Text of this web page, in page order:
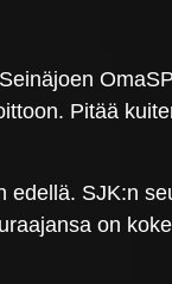
Pitää
SJK:n
on